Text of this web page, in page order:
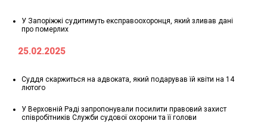
У Запоріжжі судитимуть експравоохоронця, який зливав дані
про померлих
25.02.2025
Суддя скаржиться на адвоката, який подарував їй квіти на 14
лютого
У Верховній Раді запропонували посилити правовий захист
співробітників Служби судової охорони та її голови